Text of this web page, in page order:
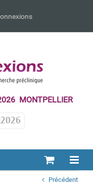
MONTPELLIER
Précédent